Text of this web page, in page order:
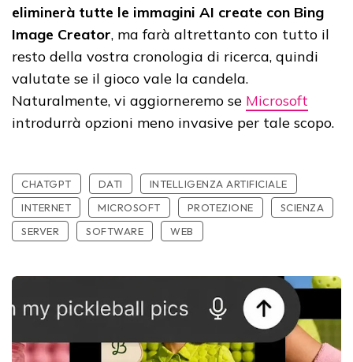
eliminerà tutte le immagini AI create con Bing
Image Creator, ma farà altrettanto con tutto il
resto della vostra cronologia di ricerca, quindi
valutate se il gioco vale la candela.
Naturalmente, vi aggiorneremo se Microsoft
introdurrà opzioni meno invasive per tale scopo.
CHATGPT DATI
INTELLIGENZA ARTIFICIALE
INTERNET
MICROSOFT PROTEZIONE
SCIENZA
SERVER
SOFTWARE WEB